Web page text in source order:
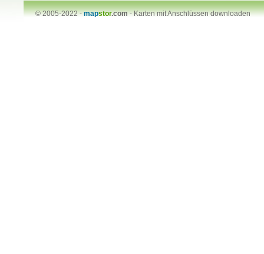
© 2005-2022 -mapstor.com-Karten mit Anschlüssen downloaden